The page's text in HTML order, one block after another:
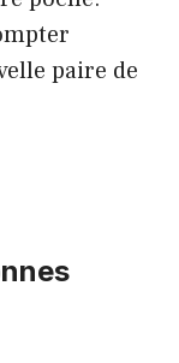
paire de